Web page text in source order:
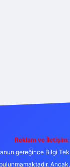
Reklam ve İletişim:
gereğince Bilgi